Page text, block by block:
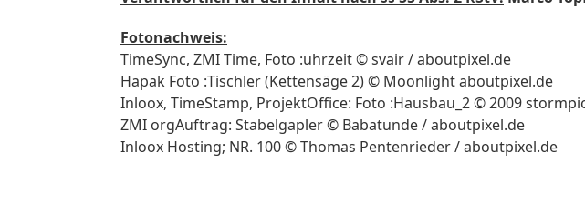
Fotonachweis:
TimeSync, ZMI Time, Foto :uhrzeit © svair / aboutpixel.de
Hapak Foto :Tischler (Kettensäge 2) © Moonlight aboutpixel.de
Inloox, TimeStamp, ProjektOffice: Foto :Hausbau_2 © 2009
ZMI orgAuftrag: Stabelgapler © Babatunde / aboutpixel.de
Inloox Hosting; NR. 100 © Thomas Pentenrieder / aboutpixel.de